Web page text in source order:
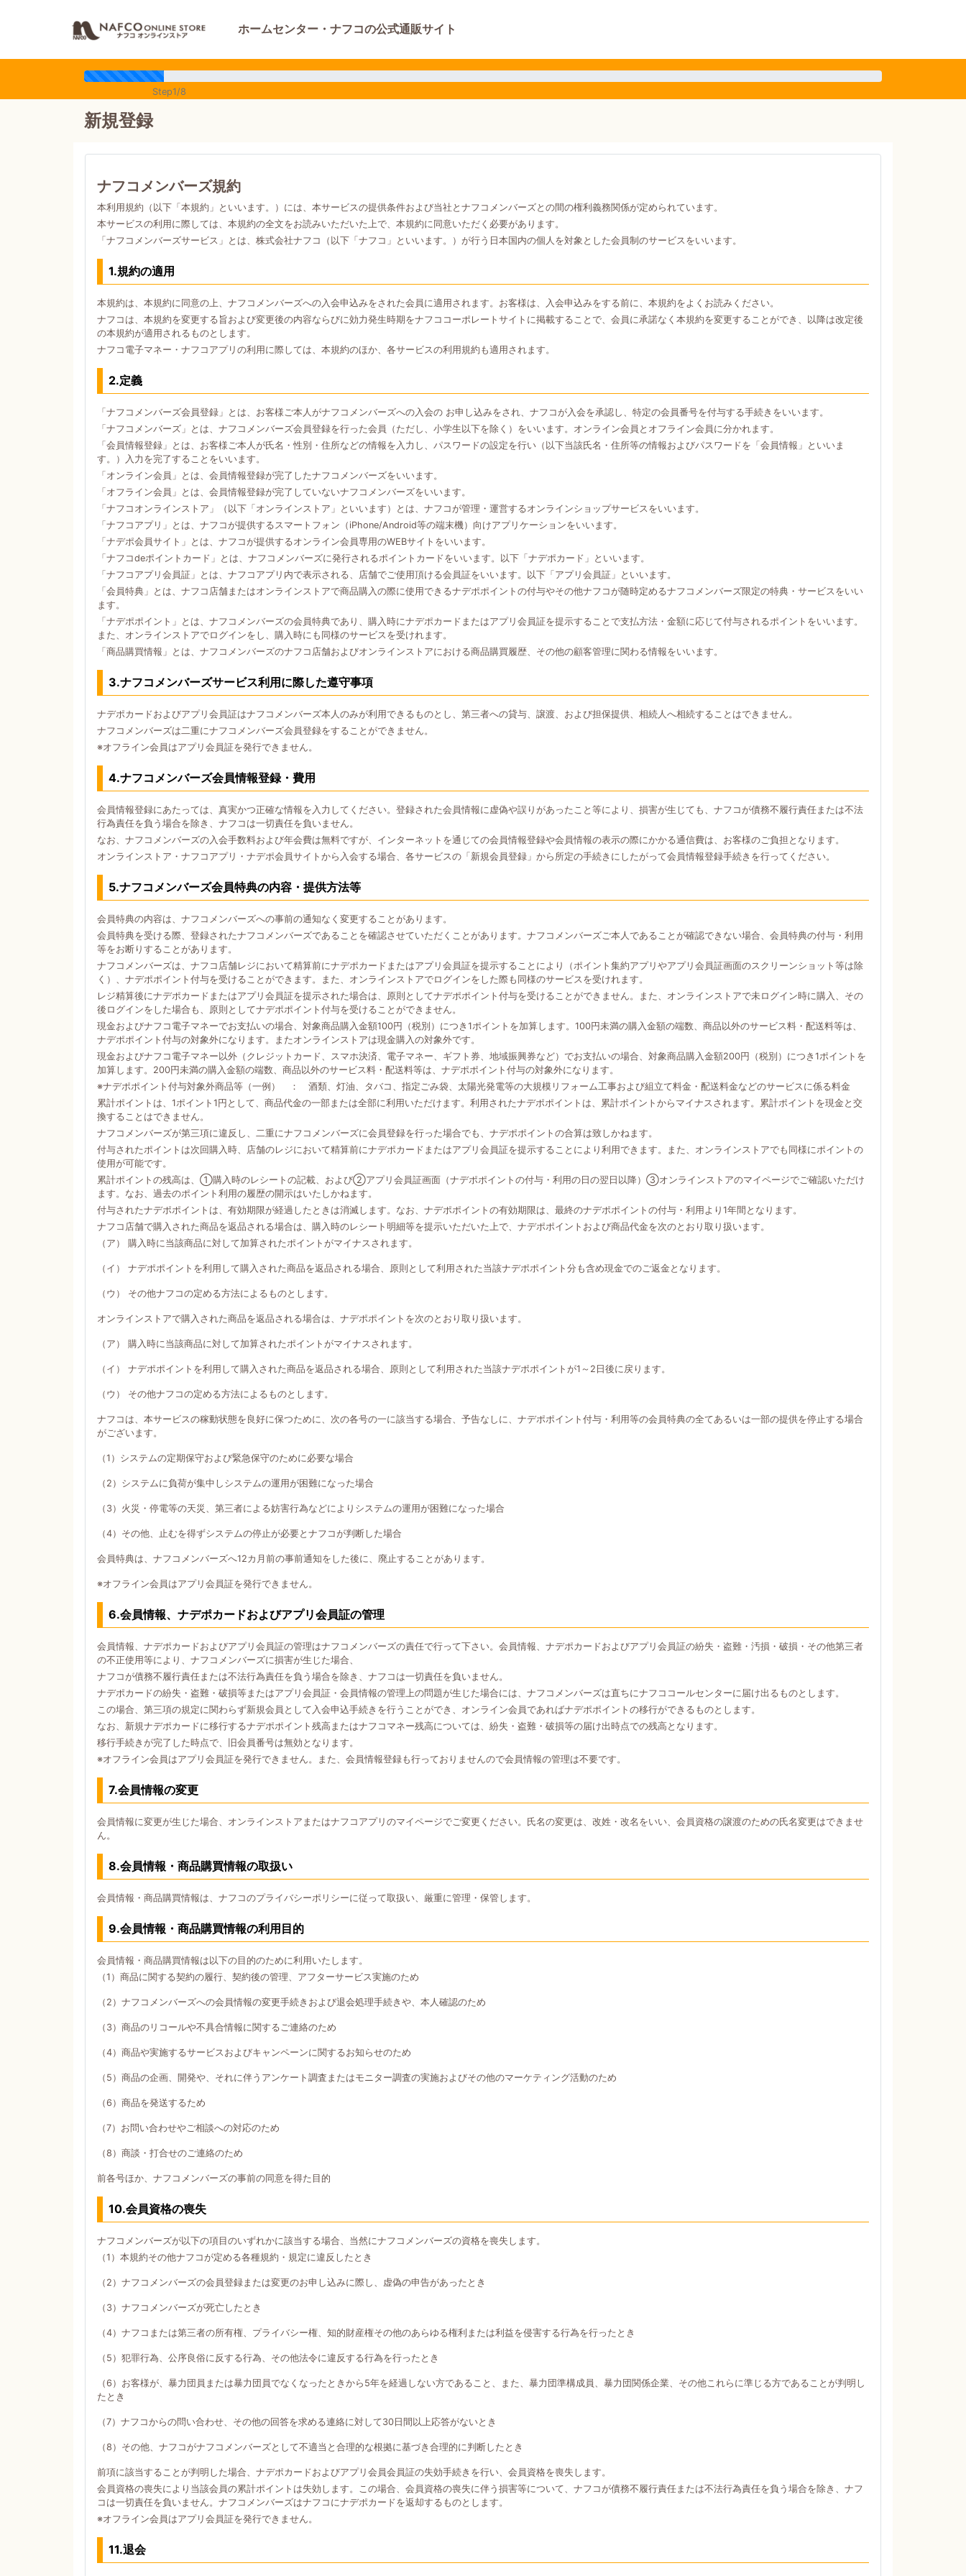
ホームセンター・ナフコの公式通販サイト
Step1/8
新規登録
ナフコメンバーズ規約
本利用規約（以下「本規約」といいます。）には、本サービスの提供条件および当社とナフコメンバーズとの間の権利義務関係が定められています。
本サービスの利用に際しては、本規約の全文をお読みいただいた上で、本規約に同意いただく必要があります。
「ナフコメンバーズサービス」とは、株式会社ナフコ（以下「ナフコ」といいます。）が行う日本国内の個人を対象とした会員制のサービスをいいます。
1.規約の適用
本規約は、本規約に同意の上、ナフコメンバーズへの入会申込みをされた会員に適用されます。お客様は、入会申込みをする前に、本規約をよくお読みください。
ナフコは、本規約を変更する旨および変更後の内容ならびに効力発生時期をナフココーポレートサイトに掲載することで、会員に承諾なく本規約を変更することができ、以降は改定後
の本規約が適用されるものとします。
ナフコ電子マネー・ナフコアプリの利用に際しては、本規約のほか、各サービスの利用規約も適用されます。
2.定義
「ナフコメンバーズ会員登録」とは、お客様ご本人がナフコメンバーズへの入会の お申し込みをされ、ナフコが入会を承認し、特定の会員番号を付与する手続きをいいます。
「ナフコメンバーズ」とは、ナフコメンバーズ会員登録を行った会員（ただし、小学生以下を除く）をいいます。オンライン会員とオフライン会員に分かれます。
「会員情報登録」とは、お客様ご本人が氏名・性別・住所などの情報を入力し、パスワードの設定を行い（以下当該氏名・住所等の情報およびパスワードを「会員情報」といいま
す。）入力を完了することをいいます。
「オンライン会員」とは、会員情報登録が完了したナフコメンバーズをいいます。
「オフライン会員」とは、会員情報登録が完了していないナフコメンバーズをいいます。
「ナフコオンラインストア」（以下「オンラインストア」といいます）とは、ナフコが管理・運営するオンラインショップサービスをいいます。
「ナフコアプリ」とは、ナフコが提供するスマートフォン（iPhone/Android等の端末機）向けアプリケーションをいいます。
「ナデポ会員サイト」とは、ナフコが提供するオンライン会員専用のWEBサイトをいいます。
「ナフコdeポイントカード」とは、ナフコメンバーズに発行されるポイントカードをいいます。以下「ナデポカード」といいます。
「ナフコアプリ会員証」とは、ナフコアプリ内で表示される、店舗でご使用頂ける会員証をいいます。以下「アプリ会員証」といいます。
「会員特典」とは、ナフコ店舗またはオンラインストアで商品購入の際に使用できるナデポポイントの付与やその他ナフコが随時定めるナフコメンバーズ限定の特典・サービスをいい
ます。
「ナデポポイント」とは、ナフコメンバーズの会員特典であり、購入時にナデポカードまたはアプリ会員証を提示することで支払方法・金額に応じて付与されるポイントをいいます。
また、オンラインストアでログインをし、購入時にも同様のサービスを受けれます。
「商品購買情報」とは、ナフコメンバーズのナフコ店舗およびオンラインストアにおける商品購買履歴、その他の顧客管理に関わる情報をいいます。
3.ナフコメンバーズサービス利用に際した遵守事項
ナデポカードおよびアプリ会員証はナフコメンバーズ本人のみが利用できるものとし、第三者への貸与、譲渡、および担保提供、相続人へ相続することはできません。
ナフコメンバーズは二重にナフコメンバーズ会員登録をすることができません。
※オフライン会員はアプリ会員証を発行できません。
4.ナフコメンバーズ会員情報登録・費用
会員情報登録にあたっては、真実かつ正確な情報を入力してください。登録された会員情報に虚偽や誤りがあったこと等により、損害が生じても、ナフコが債務不履行責任または不法
行為責任を負う場合を除き、ナフコは一切責任を負いません。
なお、ナフコメンバーズの入会手数料および年会費は無料ですが、インターネットを通じての会員情報登録や会員情報の表示の際にかかる通信費は、お客様のご負担となります。
オンラインストア・ナフコアプリ・ナデポ会員サイトから入会する場合、各サービスの「新規会員登録」から所定の手続きにしたがって会員情報登録手続きを行ってください。
5.ナフコメンバーズ会員特典の内容・提供方法等
会員特典の内容は、ナフコメンバーズへの事前の通知なく変更することがあります。
会員特典を受ける際、登録されたナフコメンバーズであることを確認させていただくことがあります。ナフコメンバーズご本人であることが確認できない場合、会員特典の付与・利用
等をお断りすることがあります。
ナフコメンバーズは、ナフコ店舗レジにおいて精算前にナデポカードまたはアプリ会員証を提示することにより（ポイント集約アプリやアプリ会員証画面のスクリーンショット等は除
く）、ナデポポイント付与を受けることができます。また、オンラインストアでログインをした際も同様のサービスを受けれます。
レジ精算後にナデポカードまたはアプリ会員証を提示された場合は、原則としてナデポポイント付与を受けることができません。また、オンラインストアで未ログイン時に購入、その
後ログインをした場合も、原則としてナデポポイント付与を受けることができません。
現金およびナフコ電子マネーでお支払いの場合、対象商品購入金額100円（税別）につき1ポイントを加算します。100円未満の購入金額の端数、商品以外のサービス料・配送料等は、
ナデポポイント付与の対象外になります。またオンラインストアは現金購入の対象外です。
現金およびナフコ電子マネー以外（クレジットカード、スマホ決済、電子マネー、ギフト券、地域振興券など）でお支払いの場合、対象商品購入金額200円（税別）につき1ポイントを
加算します。200円未満の購入金額の端数、商品以外のサービス料・配送料等は、ナデポポイント付与の対象外になります。
※ナデポポイント付与対象外商品等（一例） ： 酒類、灯油、タバコ、指定ごみ袋、太陽光発電等の大規模リフォーム工事および組立て料金・配送料金などのサービスに係る料金
累計ポイントは、1ポイント1円として、商品代金の一部または全部に利用いただけます。利用されたナデポポイントは、累計ポイントからマイナスされます。累計ポイントを現金と交
換することはできません。
ナフコメンバーズが第三項に違反し、二重にナフコメンバーズに会員登録を行った場合でも、ナデポポイントの合算は致しかねます。
付与されたポイントは次回購入時、店舗のレジにおいて精算前にナデポカードまたはアプリ会員証を提示することにより利用できます。また、オンラインストアでも同様にポイントの
使用が可能です。
累計ポイントの残高は、①購入時のレシートの記載、および②アプリ会員証画面（ナデポポイントの付与・利用の日の翌日以降）③オンラインストアのマイページでご確認いただけ
ます。なお、過去のポイント利用の履歴の開示はいたしかねます。
付与されたナデポポイントは、有効期限が経過したときは消滅します。なお、ナデポポイントの有効期限は、最終のナデポポイントの付与・利用より1年間となります。
ナフコ店舗で購入された商品を返品される場合は、購入時のレシート明細等を提示いただいた上で、ナデポポイントおよび商品代金を次のとおり取り扱います。
（ア） 購入時に当該商品に対して加算されたポイントがマイナスされます。
（イ） ナデポポイントを利用して購入された商品を返品される場合、原則として利用された当該ナデポポイント分も含め現金でのご返金となります。
（ウ） その他ナフコの定める方法によるものとします。
オンラインストアで購入された商品を返品される場合は、ナデポポイントを次のとおり取り扱います。
（ア） 購入時に当該商品に対して加算されたポイントがマイナスされます。
（イ） ナデポポイントを利用して購入された商品を返品される場合、原則として利用された当該ナデポポイントが1～2日後に戻ります。
（ウ） その他ナフコの定める方法によるものとします。
ナフコは、本サービスの稼動状態を良好に保つために、次の各号の一に該当する場合、予告なしに、ナデポポイント付与・利用等の会員特典の全てあるいは一部の提供を停止する場合
がございます。
（1）システムの定期保守および緊急保守のために必要な場合
（2）システムに負荷が集中しシステムの運用が困難になった場合
（3）火災・停電等の天災、第三者による妨害行為などによりシステムの運用が困難になった場合
（4）その他、止むを得ずシステムの停止が必要とナフコが判断した場合
会員特典は、ナフコメンバーズへ12カ月前の事前通知をした後に、廃止することがあります。
※オフライン会員はアプリ会員証を発行できません。
6.会員情報、ナデポカードおよびアプリ会員証の管理
会員情報、ナデポカードおよびアプリ会員証の管理はナフコメンバーズの責任で行って下さい。会員情報、ナデポカードおよびアプリ会員証の紛失・盗難・汚損・破損・その他第三者
の不正使用等により、ナフコメンバーズに損害が生じた場合、
ナフコが債務不履行責任または不法行為責任を負う場合を除き、ナフコは一切責任を負いません。
ナデポカードの紛失・盗難・破損等またはアプリ会員証・会員情報の管理上の問題が生じた場合には、ナフコメンバーズは直ちにナフココールセンターに届け出るものとします。
この場合、第三項の規定に関わらず新規会員として入会申込手続きを行うことができ、オンライン会員であればナデポポイントの移行ができるものとします。
なお、新規ナデポカードに移行するナデポポイント残高またはナフコマネー残高については、紛失・盗難・破損等の届け出時点での残高となります。
移行手続きが完了した時点で、旧会員番号は無効となります。
※オフライン会員はアプリ会員証を発行できません。また、会員情報登録も行っておりませんので会員情報の管理は不要です。
7.会員情報の変更
会員情報に変更が生じた場合、オンラインストアまたはナフコアプリのマイページでご変更ください。氏名の変更は、改姓・改名をいい、会員資格の譲渡のための氏名変更はできませ
ん。
8.会員情報・商品購買情報の取扱い
会員情報・商品購買情報は、ナフコのプライバシーポリシーに従って取扱い、厳重に管理・保管します。
9.会員情報・商品購買情報の利用目的
会員情報・商品購買情報は以下の目的のために利用いたします。
（1）商品に関する契約の履行、契約後の管理、アフターサービス実施のため
（2）ナフコメンバーズへの会員情報の変更手続きおよび退会処理手続きや、本人確認のため
（3）商品のリコールや不具合情報に関するご連絡のため
（4）商品や実施するサービスおよびキャンペーンに関するお知らせのため
（5）商品の企画、開発や、それに伴うアンケート調査またはモニター調査の実施およびその他のマーケティング活動のため
（6）商品を発送するため
（7）お問い合わせやご相談への対応のため
（8）商談・打合せのご連絡のため
前各号ほか、ナフコメンバーズの事前の同意を得た目的
10.会員資格の喪失
ナフコメンバーズが以下の項目のいずれかに該当する場合、当然にナフコメンバーズの資格を喪失します。
（1）本規約その他ナフコが定める各種規約・規定に違反したとき
（2）ナフコメンバーズの会員登録または変更のお申し込みに際し、虚偽の申告があったとき
（3）ナフコメンバーズが死亡したとき
（4）ナフコまたは第三者の所有権、プライバシー権、知的財産権その他のあらゆる権利または利益を侵害する行為を行ったとき
（5）犯罪行為、公序良俗に反する行為、その他法令に違反する行為を行ったとき
（6）お客様が、暴力団員または暴力団員でなくなったときから5年を経過しない方であること、また、暴力団準構成員、暴力団関係企業、その他これらに準じる方であることが判明し
たとき
（7）ナフコからの問い合わせ、その他の回答を求める連絡に対して30日間以上応答がないとき
（8）その他、ナフコがナフコメンバーズとして不適当と合理的な根拠に基づき合理的に判断したとき
前項に該当することが判明した場合、ナデポカードおよびアプリ会員会員証の失効手続きを行い、会員資格を喪失します。
会員資格の喪失により当該会員の累計ポイントは失効します。この場合、会員資格の喪失に伴う損害等について、ナフコが債務不履行責任または不法行為責任を負う場合を除き、ナフ
コは一切責任を負いません。ナフコメンバーズはナフコにナデポカードを返却するものとします。
※オフライン会員はアプリ会員証を発行できません。
11.退会